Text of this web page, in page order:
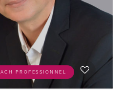
PROFESSIONNEL